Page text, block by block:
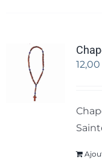
12,00